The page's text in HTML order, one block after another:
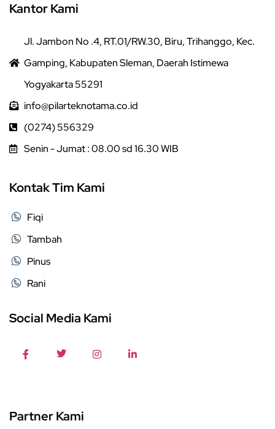
Kantor Kami
Jl. Jambon No .4, RT.01/RW.30, Biru, Trihanggo, Kec.
Gamping, Kabupaten Sleman, Daerah Istimewa
Yogyakarta 55291
info@pilarteknotama.co.id
(0274) 556329
Senin - Jumat : 08.00 sd 16.30 WIB
Kontak Tim Kami
Fiqi
Tambah
Pinus
Rani
Social Media Kami
Partner Kami